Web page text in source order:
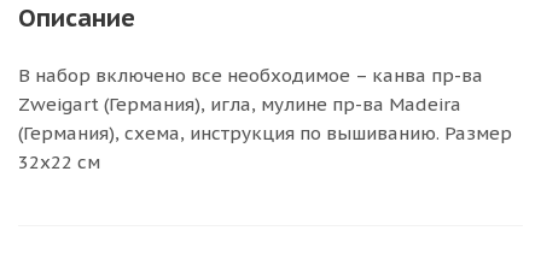
Описание
В набор включено все необходимое – канва пр-ва
Zweigart (Германия), игла, мулине пр-ва Madeira
(Германия), схема, инструкция по вышиванию. Размер
32х22 см